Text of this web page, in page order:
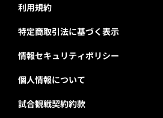
利用規約
特定商取引法に基づく表示
情報セキュリティポリシー
個人情報について
試合観戦契約約款